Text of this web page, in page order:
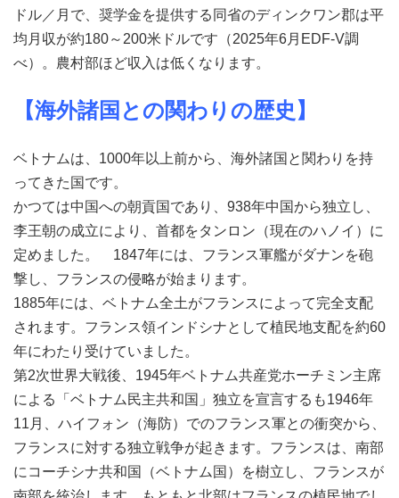
ドル／月で、奨学金を提供する同省のディンクワン郡は平
均月収が約180～200米ドルです（2025年6月EDF-V調
べ）。農村部ほど収入は低くなります。
【海外諸国との関わりの歴史】
ベトナムは、1000年以上前から、海外諸国と関わりを持
ってきた国です。
かつては中国への朝貢国であり、938年中国から独立し、
李王朝の成立により、首都をタンロン（現在のハノイ）に
定めました。 1847年には、フランス軍艦がダナンを砲
撃し、フランスの侵略が始まります。
1885年には、ベトナム全土がフランスによって完全支配
されます。フランス領インドシナとして植民地支配を約60
年にわたり受けていました。
第2次世界大戦後、1945年ベトナム共産党ホーチミン主席
による「ベトナム民主共和国」独立を宣言するも1946年
11月、ハイフォン（海防）でのフランス軍との衝突から、
フランスに対する独立戦争が起きます。フランスは、南部
にコーチシナ共和国（ベトナム国）を樹立し、フランスが